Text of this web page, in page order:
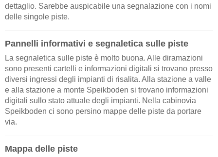
dettaglio. Sarebbe auspicabile una segnalazione con i nomi
delle singole piste.
Pannelli informativi e segnaletica sulle piste
La segnaletica sulle piste è molto buona. Alle diramazioni
sono presenti cartelli e informazioni digitali si trovano presso
diversi ingressi degli impianti di risalita. Alla stazione a valle
e alla stazione a monte Speikboden si trovano informazioni
digitali sullo stato attuale degli impianti. Nella cabinovia
Speikboden ci sono persino mappe delle piste da portare
via.
Mappa delle piste